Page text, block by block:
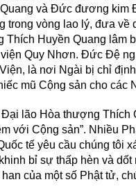
và Đức đương kim
trong vòng lao lý, đưa về
Huyền Quang lâm
Quy Nhơn. Đức Đệ
là nơi Ngài bị chỉ
mũ Cộng sản cho các
lão Hòa thượng
với Cộng sản”. Nhiều
tế yêu cầu chúng tôi
bỉ sự thấp hèn và
của một số Phật tử,